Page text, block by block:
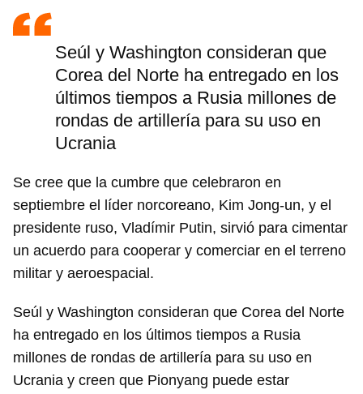
Seúl y Washington consideran que
Corea del Norte ha entregado en los
últimos tiempos a Rusia millones de
rondas de artillería para su uso en
Ucrania
Se cree que la cumbre que celebraron en
septiembre el líder norcoreano, Kim Jong-un, y el
presidente ruso, Vladímir Putin, sirvió para cimentar
un acuerdo para cooperar y comerciar en el terreno
militar y aeroespacial.
Seúl y Washington consideran que Corea del Norte
ha entregado en los últimos tiempos a Rusia
millones de rondas de artillería para su uso en
Ucrania y creen que Pionyang puede estar